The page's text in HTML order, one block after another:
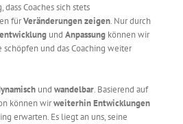
Coaches sich stets
fürVeränderungen zeigen. Nur durch
und Anpassungkönnen wir
schöpfen und das Coaching weiter
und wandelbar. Basierend auf
können wirweiterhin Entwicklungen
erwarten. Es liegt an uns, seine